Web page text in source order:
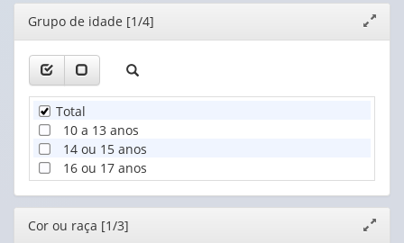
Editor
janela
Grupo de idade [1/4]
Total
10 a 13 anos
14 ou 15 anos
16 ou 17 anos
Editor
Cor ou raça [1/3]